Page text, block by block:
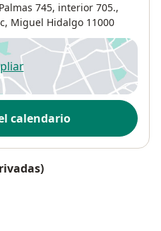
745, interior 705.,
, Miguel Hidalgo 11000
se abre en una nueva
calendario